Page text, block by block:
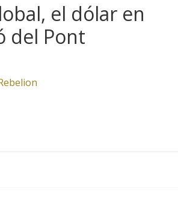
el dólar en
del Pont